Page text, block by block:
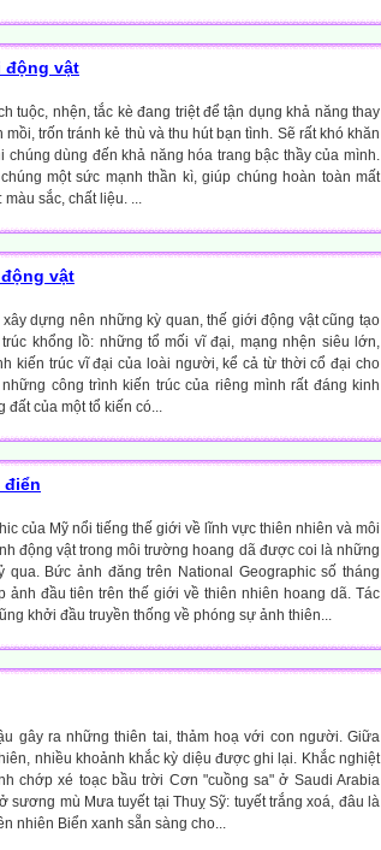
động vật
tuộc, nhện, tắc kè đang triệt để tận dụng khả năng thay
trốn tránh kẻ thù và thu hút bạn tình. Sẽ rất khó khăn
dùng đến khả năng hóa trang bậc thầy của mình.
một sức mạnh thần kì, giúp chúng hoàn toàn mất
sắc, chất liệu. ...
vật
dựng nên những kỳ quan, thế giới động vật cũng tạo
khổng lồ: những tổ mối vĩ đại, mạng nhện siêu lớn,
kiến trúc vĩ đại của loài người, kể cả từ thời cổ đại cho
công trình kiến trúc của riêng mình rất đáng kinh
của một tổ kiến có...
điển
của Mỹ nổi tiếng thế giới về lĩnh vực thiên nhiên và môi
động vật trong môi trường hoang dã được coi là những
Bức ảnh đăng trên National Geographic số tháng
ảnh đầu tiên trên thế giới về thiên nhiên hoang dã. Tác
khởi đầu truyền thống về phóng sự ảnh thiên...
gây ra những thiên tai, thảm hoạ với con người. Giữa
nhiều khoảnh khắc kỳ diệu được ghi lại. Khắc nghiệt
chớp xé toạc bầu trời Cơn "cuồng sa" ở Saudi Arabia
sương mù Mưa tuyết tại Thuỵ Sỹ: tuyết trắng xoá, đâu là
nhiên Biển xanh sẵn sàng cho...